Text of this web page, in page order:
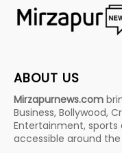
ABOUT US
Mirzapurnews.com
Business, Bollywood,
Entertainment, sports
accessible around the